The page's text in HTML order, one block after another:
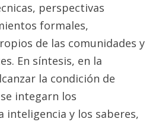
perspectivas
formales,
de las comunidades y
En síntesis, en la
la condición de
integarn los
inteligencia y los saberes,